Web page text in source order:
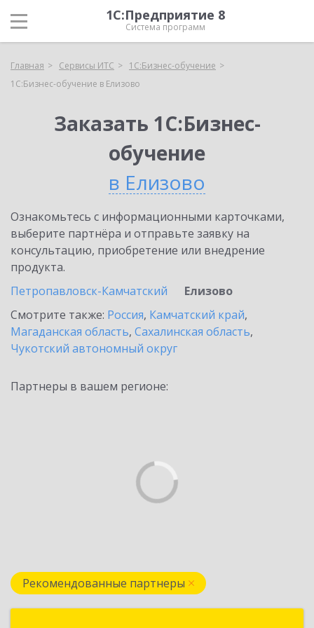
1С:Предприятие 8
Система программ
Главная Сервисы ИТС
1С:Бизнес-обучение
1С:Бизнес-обучение в Елизово
Заказать 1С:Бизнес-
обучение
в Елизово
Ознакомьтесь с информационными карточками,
выберите партнёра и отправьте заявку на
консультацию, приобретение или внедрение
продукта.
Петропавловск-Камчатский
Елизово
Смотрите также: Россия, Камчатский край,
Магаданская область, Сахалинская область,
Чукотский автономный округ
Партнеры в вашем регионе:
Рекомендованные партнеры